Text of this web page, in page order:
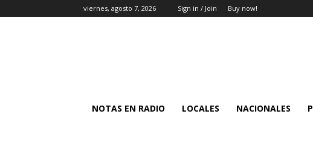
viernes, agosto 7, 2026 Sign in / Join Buy now!
NOTAS EN RADIO LOCALES NACIONALES